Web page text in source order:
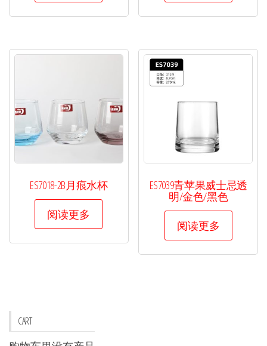
ES7018-2B月痕水杯
阅读更多
ES7039青苹果威士忌透
明/金色/黑色
阅读更多
CART